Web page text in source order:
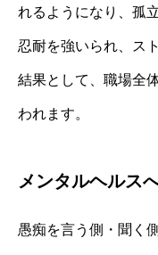
れるようになり、孤
忍耐を強いられ、ス
結果として、職場全
われます。
メンタルヘルス
愚痴を言う側・聞く